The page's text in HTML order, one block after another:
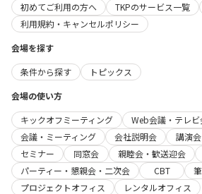
初めてご利用の方へ
TKPのサービス一覧
利用規約・キャンセルポリシー
会場を探す
条件から探す
トピックス
会場の使い方
キックオフミーティング
Web会議・テレビ
会議・ミーティング
会社説明会 講演会
セミナー
同窓会 親睦会・歓送迎会
パーティー・懇親会・二次会
CBT
プロジェクトオフィス
レンタルオフィス